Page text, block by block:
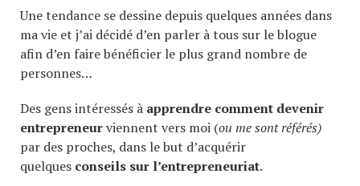
Une tendance se dessine depuis quelques années dans
ma vie et j’ai décidé d’en parler à tous sur le blogue
afin d’en faire bénéficier le plus grand nombre de
personnes…
Des gens intéressés à apprendre comment devenir
entrepreneurviennent vers moi (ou me sont référés)
par des proches, dans le but d’acquérir
quelques conseils sur l’entrepreneuriat.